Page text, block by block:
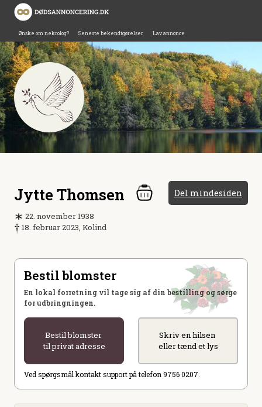
Ønske om nekrolog? Seneste bekendtgørelser Lav annonce
Jytte Thomsen Del mindesiden
22. november 1938
18. februar 2023, Kolind
Bestil blomster
En lokal forretning vil tage sig af din bestilling og sørge
for udbringningen.
Bestil blomster
til privat adresse
Skriv en hilsen
eller tænd et lys
Ved spørgsmål kontakt support på telefon 9756 0207.